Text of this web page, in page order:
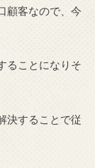
顧客なので、今
ることになりそ
決することで従